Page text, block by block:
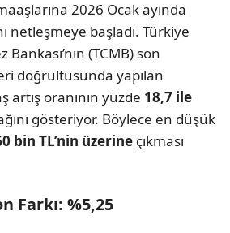
2026 Ocak ayında
netleşmeye başladı. Türkiye
(TCMB) son
doğrultusunda yapılan
artış oranının yüzde 18,7 ile
gösteriyor. Böylece en düşük
bin TL’nin üzerine çıkması
Farkı: %5,25